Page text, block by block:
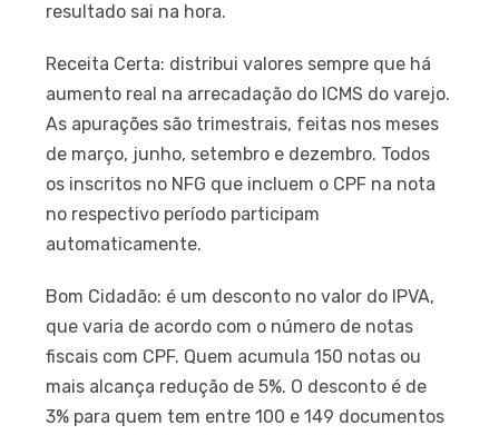
resultado sai na hora.
Receita Certa: distribui valores sempre que há
aumento real na arrecadação do ICMS do varejo.
As apurações são trimestrais, feitas nos meses
de março, junho, setembro e dezembro. Todos
os inscritos no NFG que incluem o CPF na nota
no respectivo período participam
automaticamente.
Bom Cidadão: é um desconto no valor do IPVA,
que varia de acordo com o número de notas
fiscais com CPF. Quem acumula 150 notas ou
mais alcança redução de 5%. O desconto é de
3% para quem tem entre 100 e 149 documentos